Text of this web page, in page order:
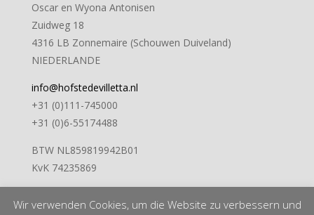
Oscar en Wyona Antonisen
Zuidweg 18
4316 LB Zonnemaire (Schouwen Duiveland)
NIEDERLANDE
info@hofstedevilletta.nl
+31 (0)111-745000
+31 (0)6-55174488
BTW NL859819942B01
KvK 74235869
Wir verwenden Cookies, um die Website zu verbessern und